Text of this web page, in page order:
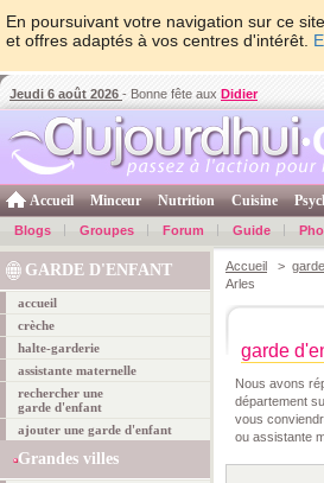
En poursuivant votre navigation sur ce
et offres adaptés à vos centres d'intérêt.
Jeudi 6 août 2026 - Bonne fête aux Didier
Accueil Minceur Nutrition Cuisine
Blogs Groupes Forum Guide
GARDE D'ENFANT
accueil
crèche
halte-garderie
assistante maternelle
rechercher une
garde d'enfant
ajouter une garde d'enfant
Grandes villes
Accueil >
Arles
garde
Nous avons
département
vous
ou assistante